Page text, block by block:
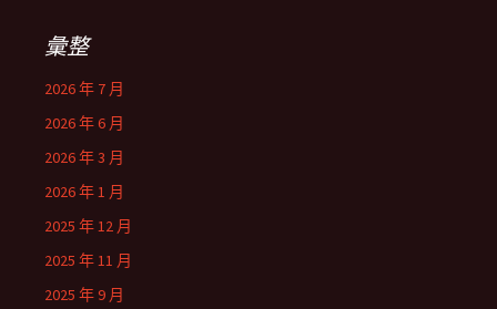
彙整
2026 年 7 月
2026 年 6 月
2026 年 3 月
2026 年 1 月
2025 年 12 月
2025 年 11 月
2025 年 9 月